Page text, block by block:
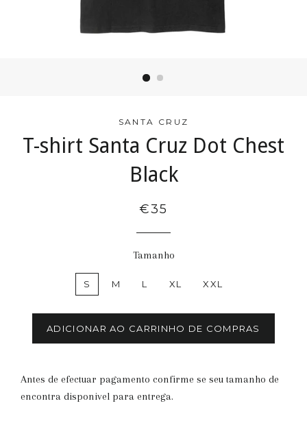
SANTA CRUZ
T-shirt Santa Cruz Dot Chest
Black
€35
Tamanho
S M L XL XXL
ADICIONAR AO CARRINHO DE COMPRAS
Antes de efectuar pagamento confirme se seu tamanho de
encontra disponivel para entrega.